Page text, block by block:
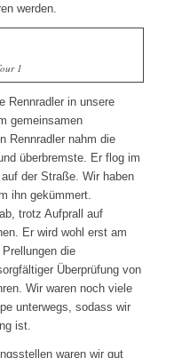
werden.
1
Rennradler in unsere
gemeinsamen
Rennradler nahm die
überbremste. Er flog im
der Straße. Wir haben
ihn gekümmert.
trotz Aufprall auf
Er wird wohl erst am
die
Überprüfung von
Wir waren noch viele
unterwegs, sodass wir
ist.
waren wir gut